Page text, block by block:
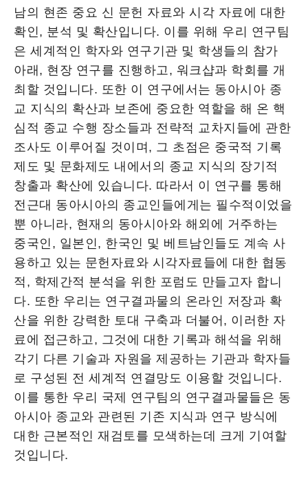
남의 현존 중요 신 문헌 자료와 시각 자료에 대한
확인, 분석 및 확산입니다. 이를 위해 우리 연구팀
은 세계적인 학자와 연구기관 및 학생들의 참가
아래, 현장 연구를 진행하고, 워크샵과 학회를 개
최할 것입니다. 또한 이 연구에서는 동아시아 종
교 지식의 확산과 보존에 중요한 역할을 해 온 핵
심적 종교 수행 장소들과 전략적 교차지들에 관한
조사도 이루어질 것이며, 그 초점은 중국적 기록
제도 및 문화제도 내에서의 종교 지식의 장기적
창출과 확산에 있습니다. 따라서 이 연구를 통해
전근대 동아시아의 종교인들에게는 필수적이었을
뿐 아니라, 현재의 동아시아와 해외에 거주하는
중국인, 일본인, 한국인 및 베트남인들도 계속 사
용하고 있는 문헌자료와 시각자료들에 대한 협동
적, 학제간적 분석을 위한 포럼도 만들고자 합니
다. 또한 우리는 연구결과물의 온라인 저장과 확
산을 위한 강력한 토대 구축과 더불어, 이러한 자
료에 접근하고, 그것에 대한 기록과 해석을 위해
각기 다른 기술과 자원을 제공하는 기관과 학자들
로 구성된 전 세계적 연결망도 이용할 것입니다.
이를 통한 우리 국제 연구팀의 연구결과물들은 동
아시아 종교와 관련된 기존 지식과 연구 방식에
대한 근본적인 재검토를 모색하는데 크게 기여할
것입니다.